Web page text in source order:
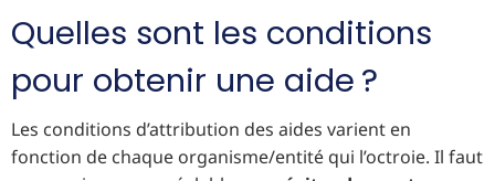
Quelles sont les conditions
pour obtenir une aide ?
Les conditions d’attribution des aides varient en
fonction de chaque organisme/entité qui l’octroie. Il faut